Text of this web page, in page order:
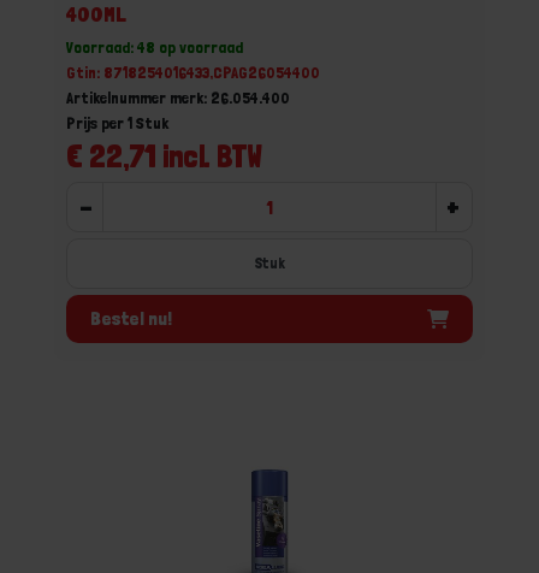
400ML
Voorraad: 48 op voorraad
Gtin: 8718254016433,CPAG26054400
Artikelnummer merk: 26.054.400
€ 22,71 incl. BTW
Prijs per 1 Stuk
- +
Stuk
Bestel nu!